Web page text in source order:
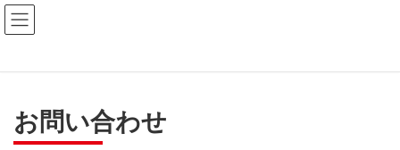
コ
ン
ナ
ビ
お問い合わせ